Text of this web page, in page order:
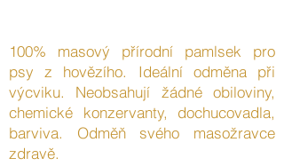
100% masový přírodní pamlsek pro
psy z hovězího. Ideální odměna při
výcviku. Neobsahují žádné obiloviny,
chemické konzervanty, dochucovadla,
barviva. Odměň svého masožravce
zdravě.